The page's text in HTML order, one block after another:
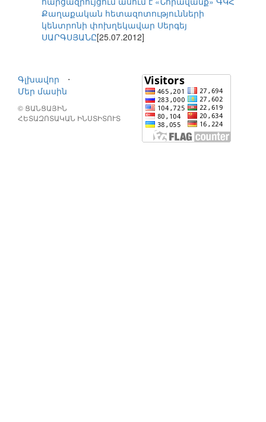
Քաղաքական հետազոտությունների
կենտրոնի փոխղեկավար Սերգեյ
ՍԱՐԳՍՅԱՆԸ[25.07.2012]
Գլխավոր
⋅
Մեր մասին
© ՑԱՆՑԱՅԻՆ
ՀԵՏԱԶՈՏԱԿԱՆ ԻՆՍՏԻՏՈՒՏ